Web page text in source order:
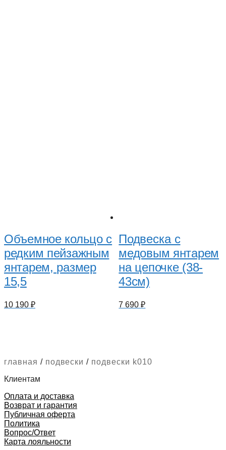
Объемное кольцо с
редким пейзажным
янтарем, размер
15,5
10 190 ₽
Подвеска с
медовым янтарем
на цепочке (38-
43см)
7 690₽
главная / подвески / подвески k010
Клиентам
Оплата и доставка
Возврат и гарантия
Публичная оферта
Политика
Вопрос/Ответ
Карта лояльности